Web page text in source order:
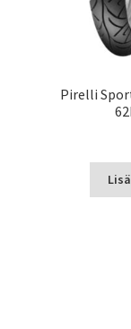
Pirelli